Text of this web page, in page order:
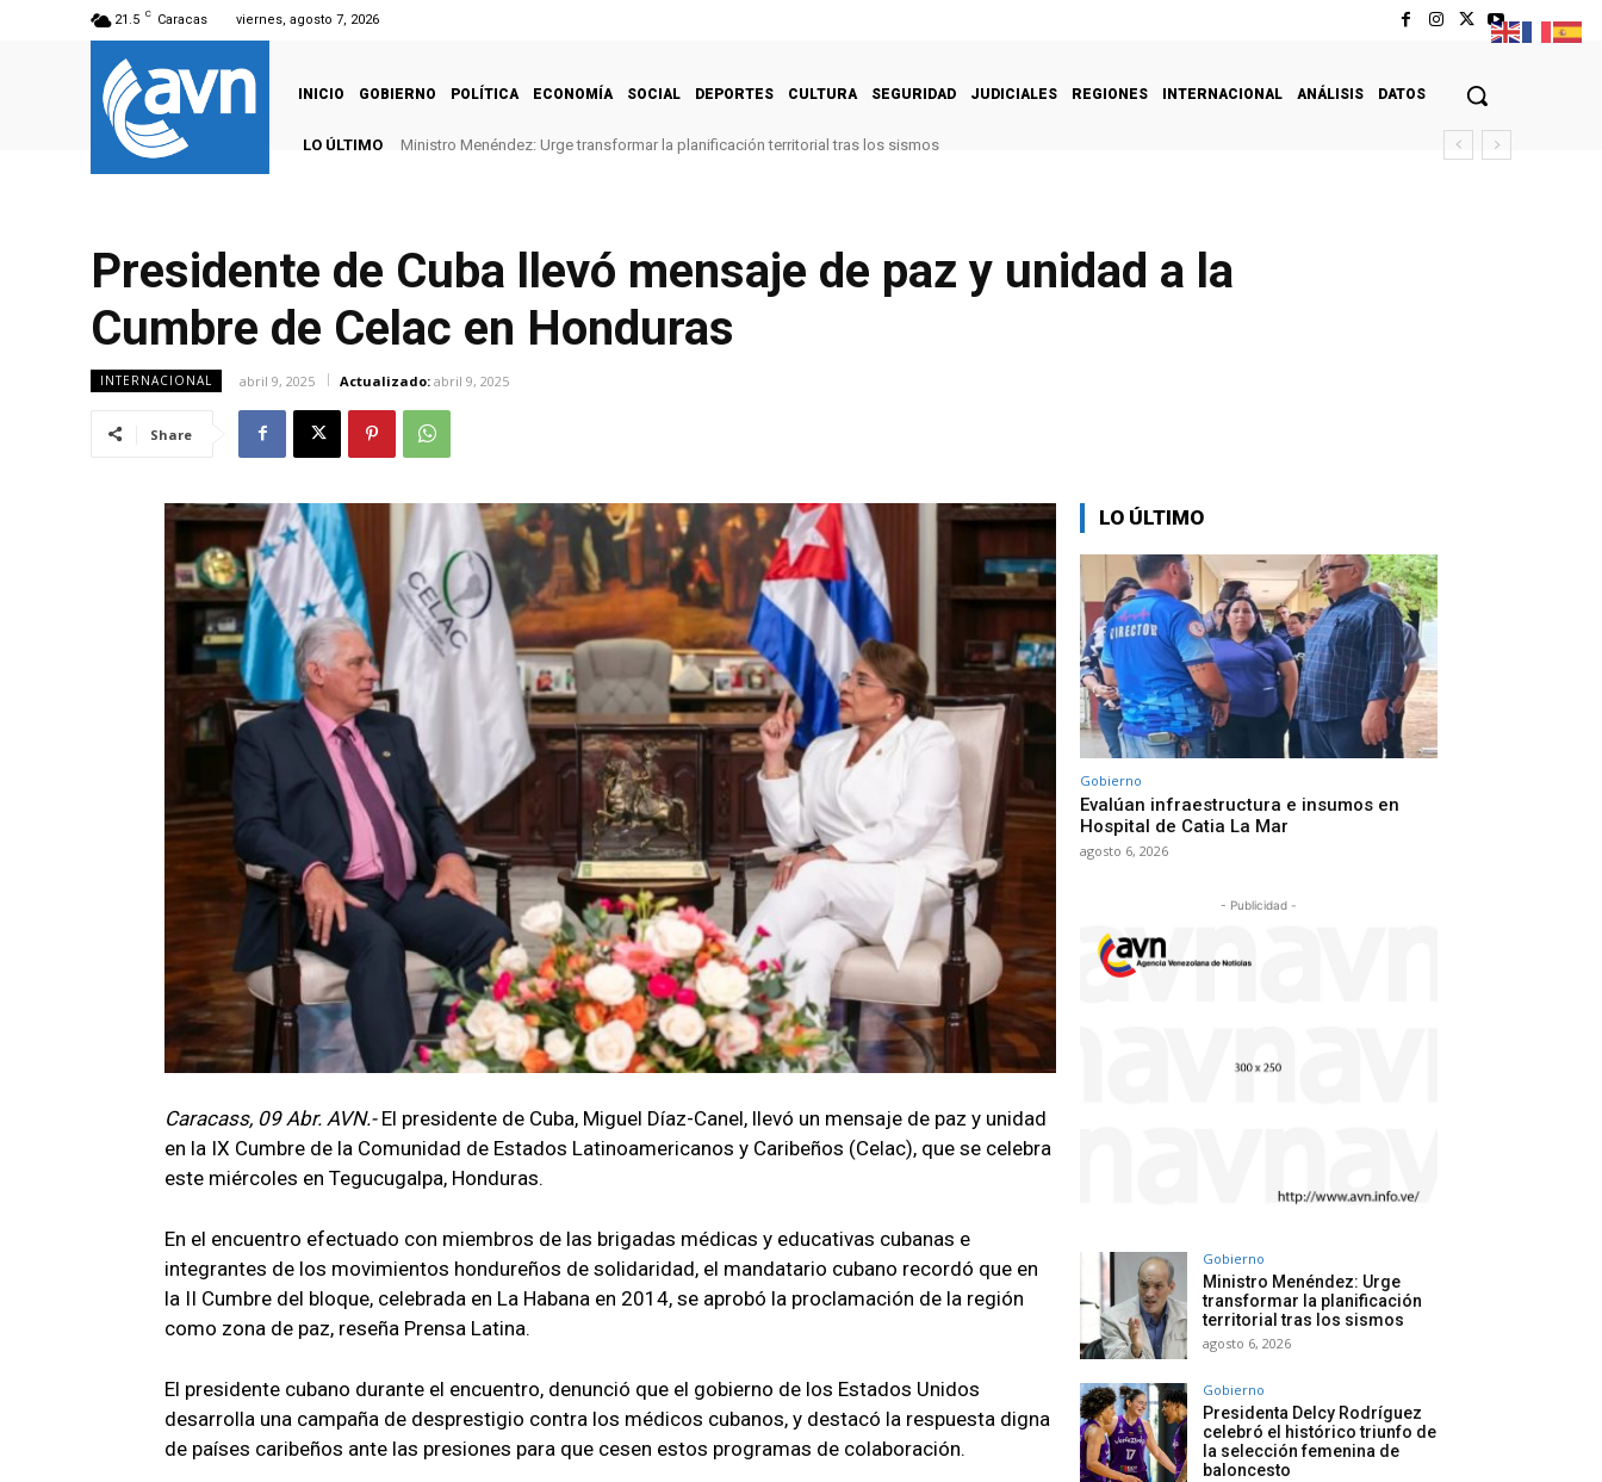
21.5 C Caracas viernes, agosto 7, 2026
INICIO GOBIERNO POLÍTICA ECONOMÍA SOCIAL DEPORTES CULTURA SEGURIDAD JUDICIALES REGIONES INTERNACIONAL ANÁLISIS DATOS
LO ÚLTIMO Ministro Menéndez: Urge transformar la planificación territorial tras los sismos
Presidente de Cuba llevó mensaje de paz y unidad a la
Cumbre de Celac en Honduras
INTERNACIONAL abril 9, 2025 Actualizado: abril 9, 2025
Share
Caracass, 09 Abr. AVN.- El presidente de Cuba, Miguel Díaz-Canel, llevó un mensaje de paz y unidad
en la IX Cumbre de la Comunidad de Estados Latinoamericanos y Caribeños (Celac), que se celebra
este miércoles en Tegucugalpa, Honduras.
En el encuentro efectuado con miembros de las brigadas médicas y educativas cubanas e
integrantes de los movimientos hondureños de solidaridad, el mandatario cubano recordó que en
la II Cumbre del bloque, celebrada en La Habana en 2014, se aprobó la proclamación de la región
como zona de paz, reseña Prensa Latina.
El presidente cubano durante el encuentro, denunció que el gobierno de los Estados Unidos
desarrolla una campaña de desprestigio contra los médicos cubanos, y destacó la respuesta digna
de países caribeños ante las presiones para que cesen estos programas de colaboración.
LO ÚLTIMO
Gobierno
Evalúan infraestructura e insumos en
Hospital de Catia La Mar
agosto 6, 2026
- Publicidad -
Gobierno
Ministro Menéndez: Urge
transformar la planificación
territorial tras los sismos
agosto 6, 2026
Gobierno
Presidenta Delcy Rodríguez
celebró el histórico triunfo de
la selección femenina de
baloncesto